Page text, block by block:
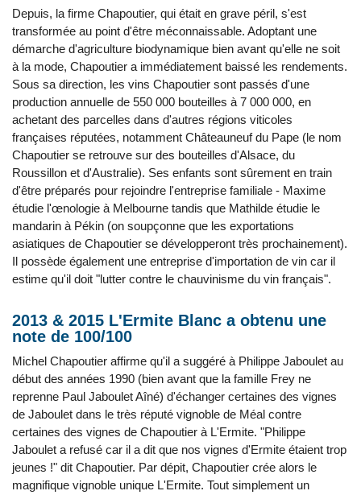
Depuis, la firme Chapoutier, qui était en grave péril, s'est
transformée au point d'être méconnaissable. Adoptant une
démarche d'agriculture biodynamique bien avant qu'elle ne soit
à la mode, Chapoutier a immédiatement baissé les rendements.
Sous sa direction, les vins Chapoutier sont passés d'une
production annuelle de 550 000 bouteilles à 7 000 000, en
achetant des parcelles dans d'autres régions viticoles
françaises réputées, notamment Châteauneuf du Pape (le nom
Chapoutier se retrouve sur des bouteilles d'Alsace, du
Roussillon et d'Australie). Ses enfants sont sûrement en train
d'être préparés pour rejoindre l'entreprise familiale - Maxime
étudie l'œnologie à Melbourne tandis que Mathilde étudie le
mandarin à Pékin (on soupçonne que les exportations
asiatiques de Chapoutier se développeront très prochainement).
Il possède également une entreprise d'importation de vin car il
estime qu'il doit "lutter contre le chauvinisme du vin français".
2013 & 2015 L'Ermite Blanc a obtenu une
note de 100/100
Michel Chapoutier affirme qu'il a suggéré à Philippe Jaboulet au
début des années 1990 (bien avant que la famille Frey ne
reprenne Paul Jaboulet Aîné) d'échanger certaines des vignes
de Jaboulet dans le très réputé vignoble de Méal contre
certaines des vignes de Chapoutier à L'Ermite. "Philippe
Jaboulet a refusé car il a dit que nos vignes d'Ermite étaient trop
jeunes !" dit Chapoutier. Par dépit, Chapoutier crée alors le
magnifique vignoble unique L'Ermite. Tout simplement un